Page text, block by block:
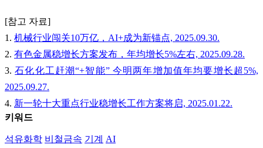
[참고 자료]
1. 机械行业闯关10万亿，AI+成为新锚点, 2025.09.30.
2. 有色金属稳增长方案发布，年均增长5%左右, 2025.09.28.
3.石化化工赶潮“+智能” 今明两年增加值年均要增长超5%,
2025.09.27.
4. 新一轮十大重点行业稳增长工作方案将启, 2025.01.22.
키워드
석유화학 비철금속 기계 AI